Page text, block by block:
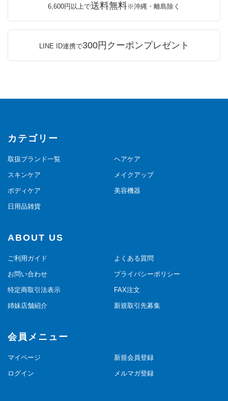
6,600円以上で送料無料※沖縄・離島除く
LINE ID連携で300円クーポンプレゼント
カテゴリー
取扱ブランド一覧 ヘアケア
スキンケア メイクアップ
ボディケア 美容機器
日用品雑貨
ABOUT US
ご利用ガイド よくある質問
お問い合わせ プライバシーポリシー
特定商取引法表示 FAX注文
姉妹店舗紹介 新規取引先募集
会員メニュー
マイページ 新規会員登録
ログイン メルマガ登録